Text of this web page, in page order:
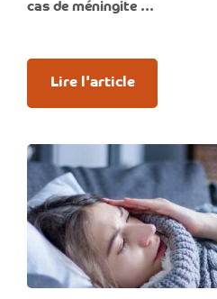
cas de méningite ...
Lire l'article